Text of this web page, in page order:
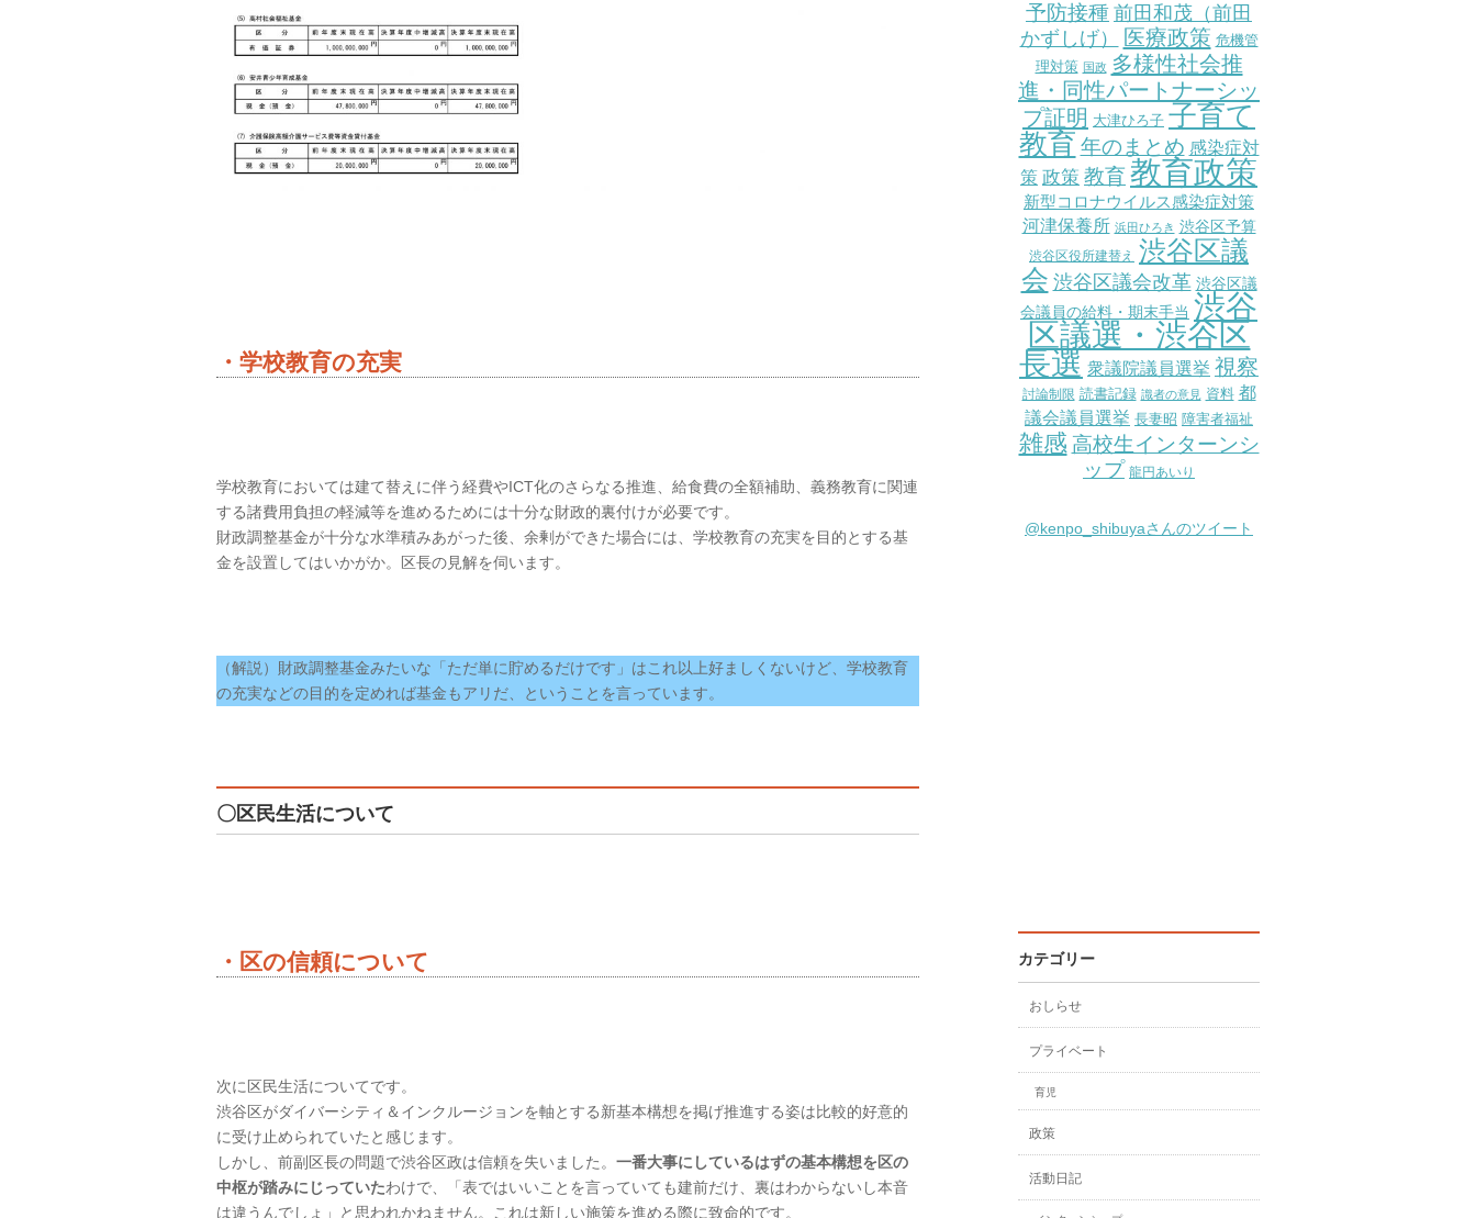
・学校教育の充実
学校教育においては建て替えに伴う経費やICT化のさらなる推進、給食費の全額補助、義務教育に関連
する諸費用負担の軽減等を進めるためには十分な財政的裏付けが必要です。
財政調整基金が十分な水準積みあがった後、余剰ができた場合には、学校教育の充実を目的とする基
金を設置してはいかがか。区長の見解を伺います。
（解説）財政調整基金みたいな「ただ単に貯めるだけです」はこれ以上好ましくないけど、学校教育
の充実などの目的を定めれば基金もアリだ、ということを言っています。
〇区民生活について
・区の信頼について
次に区民生活についてです。
渋谷区がダイバーシティ＆インクルージョンを軸とする新基本構想を掲げ推進する姿は比較的好意的
に受け止められていたと感じます。
しかし、前副区長の問題で渋谷区政は信頼を失いました。 一番大事にしているはずの基本構想を区の
中枢が踏みにじっていたわけで、「表ではいいことを言っていても建前だけ、裏はわからないし本音
は違うんでしょ」と思われかねません。これは新しい施策を進める際に致命的です。
予防接種 前田和茂（前田
かずしげ）
医療政策 危機管
理対策 国政 多様性社会推
進・同性パートナーシッ
プ証明 大津ひろ子 子育て
教育 年のまとめ 感染症対
策 政策 教育教育政策
新型コロナウイルス感染症対策
河津保養所 浜田ひろき 渋谷区予算
渋谷区役所建替え 渋谷区議
会 渋谷区議会改革 渋谷区議
会議員の給料・期末手当 渋谷
区議選・渋谷区
長選 衆議院議員選挙 視察
討論制限 読書記録 識者の意見 資料 都
議会議員選挙 長妻昭 障害者福祉
雑感 高校生インターンシ
ップ 龍円あいり
@kenpo_shibuyaさんのツイート
カテゴリー
おしらせ
プライベート
育児
政策
活動日記